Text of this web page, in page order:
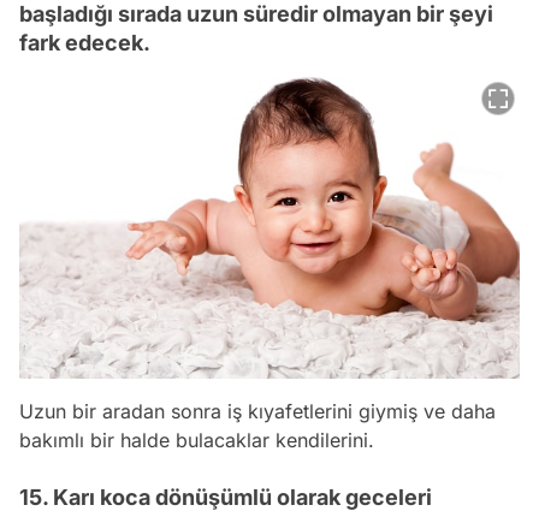
başladığı sırada uzun süredir olmayan bir şeyi
fark edecek.
Uzun bir aradan sonra iş kıyafetlerini giymiş ve daha
bakımlı bir halde bulacaklar kendilerini.
15. Karı koca dönüşümlü olarak geceleri